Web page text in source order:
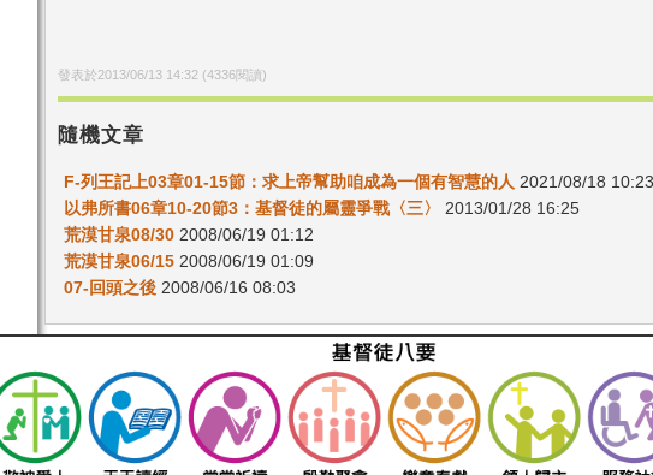
發表於2013/06/13 14:32 (4336閱讀)
隨機文章
F-列王記上03章01-15節：求上帝幫助咱成為一個有智慧的人 2021/08/18 10:23
以弗所書06章10-20節3：基督徒的屬靈爭戰〈三〉
2013/01/28 16:25
荒漠甘泉08/302008/06/19 01:12
荒漠甘泉06/152008/06/19 01:09
07-回頭之後2008/06/16 08:03